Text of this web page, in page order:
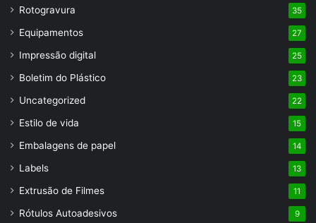
Rotogravura 35
Equipamentos 27
Impressão digital 25
Boletim do Plástico 23
Uncategorized 22
Estilo de vida 15
Embalagens de papel 14
Labels 13
Extrusão de Filmes 11
Rótulos Autoadesivos 9